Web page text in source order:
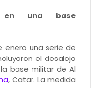
en una base
enero una serie de
el desalojo
base militar de Al
, Catar. La medida